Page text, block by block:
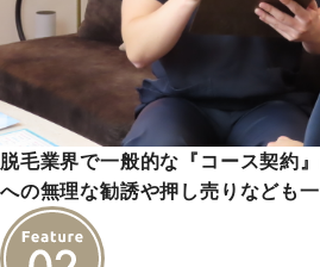
脱毛業界で一般的な『コース契約
への無理な勧誘や押し売りなども一